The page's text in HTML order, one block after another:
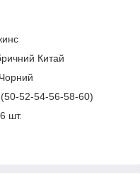
Китай
52-54-56-58-60)
шт.